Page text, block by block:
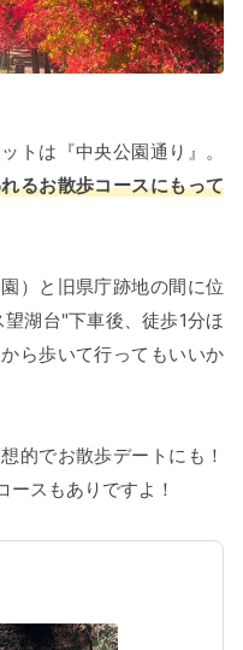
トは『中央公園通り』。
るお散歩コースにもって
）と旧県庁跡地の間に位
湖台"下車後、徒歩1分ほ
ら歩いて行ってもいいか
的でお散歩デートにも！
ースもありですよ！